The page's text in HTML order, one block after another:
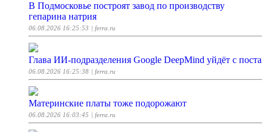
В Подмосковье построят завод по производству
гепарина натрия
06.08.2026 16:25:53 | ferra.ru
Глава ИИ-подразделения Google DeepMind уйдёт с поста
06.08.2026 16:25:38 | ferra.ru
Материнские платы тоже подорожают
06.08.2026 16:03:45 | ferra.ru